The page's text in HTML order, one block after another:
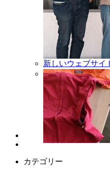
新しいウェブサイ
カテゴリー